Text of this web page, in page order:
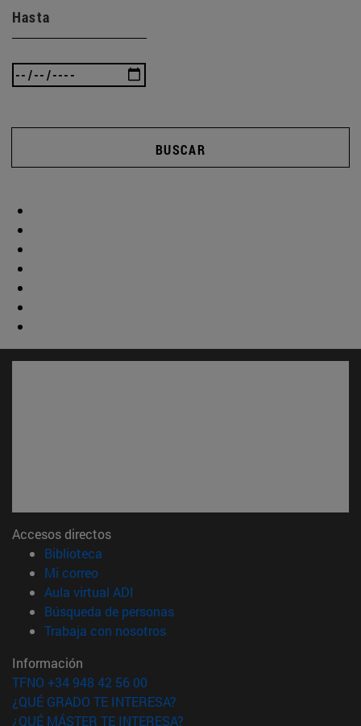
Hasta
BUSCAR
Accesos directos
Biblioteca
Mi correo(abre en nueva ventana)
Aula virtual ADI
Búsqueda de personas(abre en nueva ventana)
Trabaja con nosotros(abre en nueva ventana)
Información
TFNO +34 948 42 56 00
¿QUÉ GRADO TE INTERESA?
¿QUÉ MÁSTER TE INTERESA?